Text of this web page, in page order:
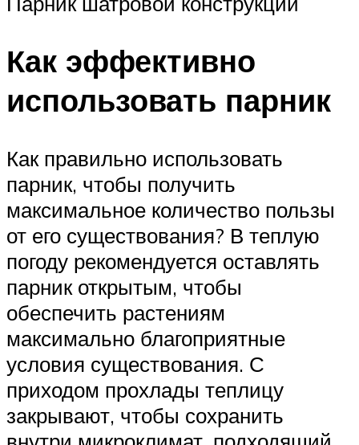
Как эффективно
использовать парник
Как правильно использовать
парник, чтобы получить
максимальное количество пользы
от его существования? В теплую
погоду рекомендуется оставлять
парник открытым, чтобы
обеспечить растениям
максимально благоприятные
условия существования. С
приходом прохлады теплицу
закрывают, чтобы сохранить